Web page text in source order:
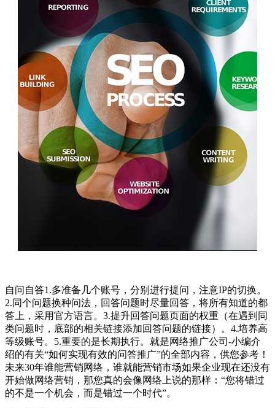
自问自答1.多准备几个账号，分别进行提问，注意IP的切换。
2.同个问题换种问法，回答问题时尽量回答，将所有知道的都
答上，采用官方语言。3.提升回答问题页面的权重（在遇到同
类问题时，底部的相关链接添加回答问题的链接）。4.培养高
等级账号。5.重要的是长期执行。就是网络推广公司-小编介
绍的有关“如何实现有效的问答推广”的全部内容，供您参考！
未来30年谁能营销网络，谁就能营销市场如果企业现在还没有
开始做网络营销，那您真的会像网络上说的那样：“您将错过
的不是一个机会，而是错过一个时代”。